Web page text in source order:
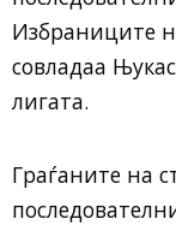
Избраниците
совладаа
лигата.
Граѓаните на